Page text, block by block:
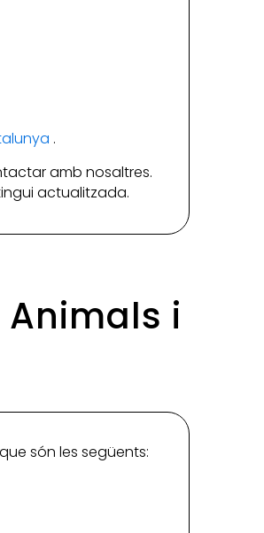
.
amb nosaltres.
actualitzada.
i
són les següents: